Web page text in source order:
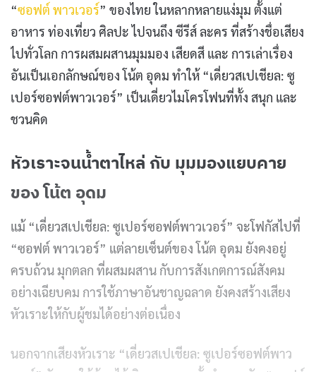
“ซอฟต์ พาวเวอร์” ของไทย ในหลากหลายแง่มุม ตั้งแต่
อาหาร ท่องเที่ยว ศิลปะ ไปจนถึง ซีรีส์ ละคร ที่สร้างชื่อเสียง
ไปทั่วโลก การผสมผสานมุมมอง เสียดสี และ การเล่าเรื่อง
อันเป็นเอกลักษณ์ของ โน้ต อุดม ทำให้ “เดี่ยวสเปเชียล: ซู
เปอร์ซอฟต์พาวเวอร์” เป็นเดี่ยวไมโครโฟนที่ทั้ง สนุก และ
ชวนคิด
หัวเราะจนน้ำตาไหล่ กับ มุมมองแยบคาย
ของ โน้ต อุดม
แม้ “เดี่ยวสเปเชียล: ซูเปอร์ซอฟต์พาวเวอร์” จะโฟกัสไปที่
“ซอฟต์ พาวเวอร์” แต่ลายเซ็นต์ของ โน้ต อุดม ยังคงอยู่
ครบถ้วน มุกตลก ที่ผสมผสาน กับการสังเกตการณ์สังคม
อย่างเฉียบคม การใช้ภาษาอันชาญฉลาด ยังคงสร้างเสียง
หัวเราะให้กับผู้ชมได้อย่างต่อเนื่อง
นอกจากเสียงหัวเราะ “เดี่ยวสเปเชียล: ซูเปอร์ซอฟต์พาว